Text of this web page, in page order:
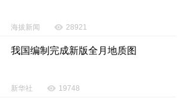
海拔新闻 28921
我国编制完成新版全月地质图
新华社 19748